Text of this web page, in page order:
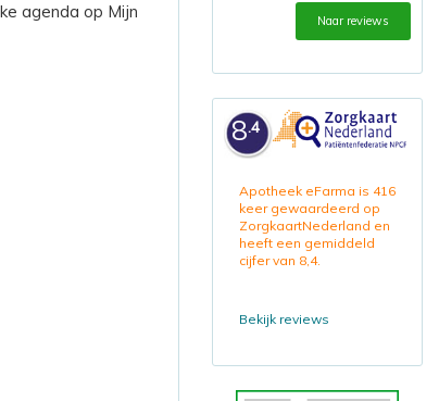
agenda op Mijn
Naar reviews
8.4
Apotheek eFarma is 416
keer gewaardeerd op
ZorgkaartNederland en
heeft een gemiddeld
cijfer van 8,4.
Bekijk reviews